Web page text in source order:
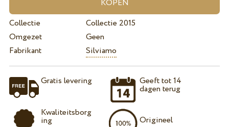
Collectie
Collectie 2015
Omgezet
Geen
Fabrikant
Silviamo
Gratis levering
Kwaliteitsborg
ing
Geeft tot 14
dagen terug
Origineel